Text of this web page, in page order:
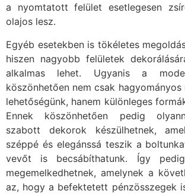
a nyomtatott felület esetlegesen
olajos lesz.
Egyéb esetekben is tökéletes
hiszen nagyobb felületek
alkalmas lehet. Ugyanis a
köszönhetően nem csak
lehetőségünk, hanem különleges
Ennek köszönhetően pedig
szabott dekorok készülhetnek,
széppé és elegánssá teszik a
vevőt is becsábíthatunk. Így
megemelkedhetnek, amelynek a
az, hogy a befektetett pénzösszegek